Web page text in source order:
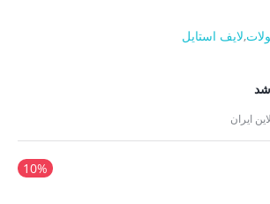
,لایف استایل
ایران
10%